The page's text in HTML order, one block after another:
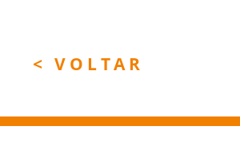
< VOLTAR